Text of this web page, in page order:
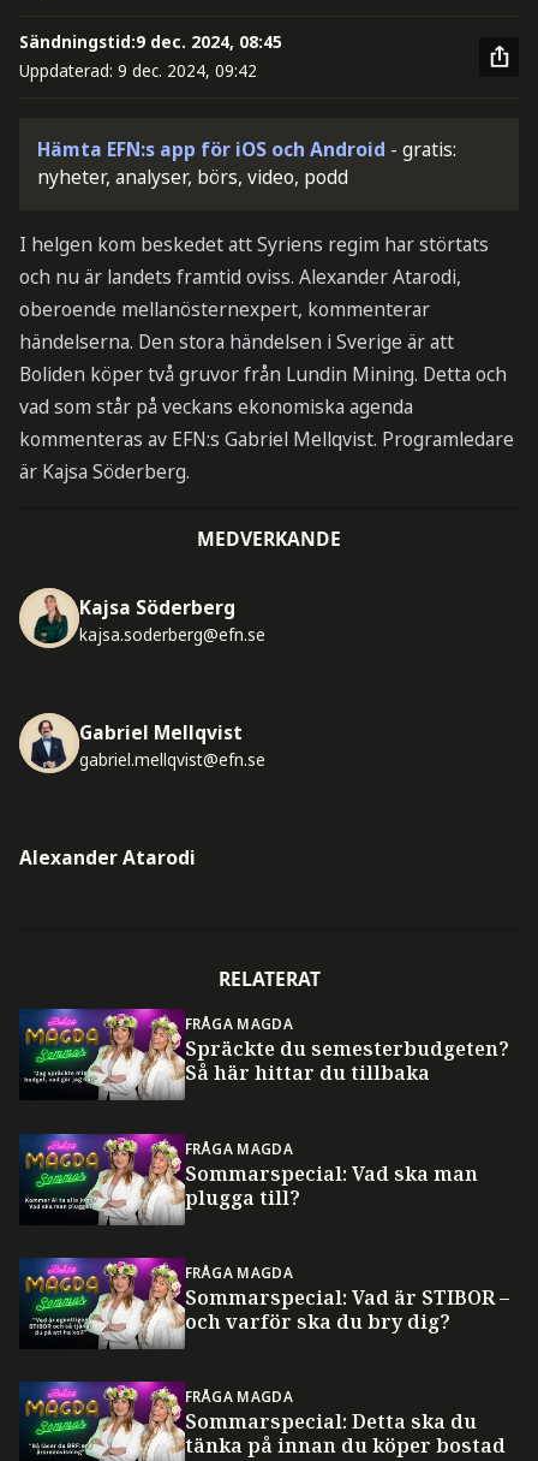
Sändningstid:9 dec. 2024, 08:45
Uppdaterad: 9 dec. 2024, 09:42
Hämta EFN:s app för iOS och Android - gratis:
nyheter, analyser, börs, video, podd
I helgen kom beskedet att Syriens regim har störtats
och nu är landets framtid oviss. Alexander Atarodi,
oberoende mellanösternexpert, kommenterar
händelserna. Den stora händelsen i Sverige är att
Boliden köper två gruvor från Lundin Mining. Detta och
vad som står på veckans ekonomiska agenda
kommenteras av EFN:s Gabriel Mellqvist. Programledare
är Kajsa Söderberg.
MEDVERKANDE
Kajsa Söderberg
kajsa.soderberg@efn.se
Gabriel Mellqvist
gabriel.mellqvist@efn.se
Alexander Atarodi
RELATERAT
FRÅGA MAGDA
Spräckte du semesterbudgeten?
Så här hittar du tillbaka
FRÅGA MAGDA
Sommarspecial: Vad ska man
plugga till?
FRÅGA MAGDA
Sommarspecial: Vad är STIBOR –
och varför ska du bry dig?
FRÅGA MAGDA
Sommarspecial: Detta ska du
tänka på innan du köper bostad